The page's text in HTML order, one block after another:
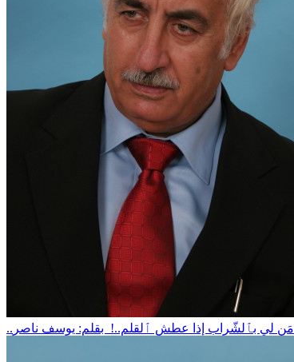
..مَن لي بٱلشّراب إذا عطش ٱلقلم..! بقلم: يوسف ناصر